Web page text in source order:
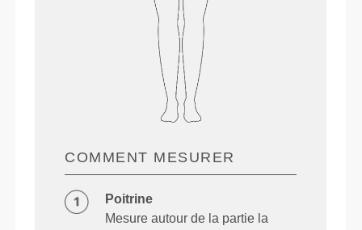
COMMENT MESURER
Poitrine
Mesure autour de la partie la